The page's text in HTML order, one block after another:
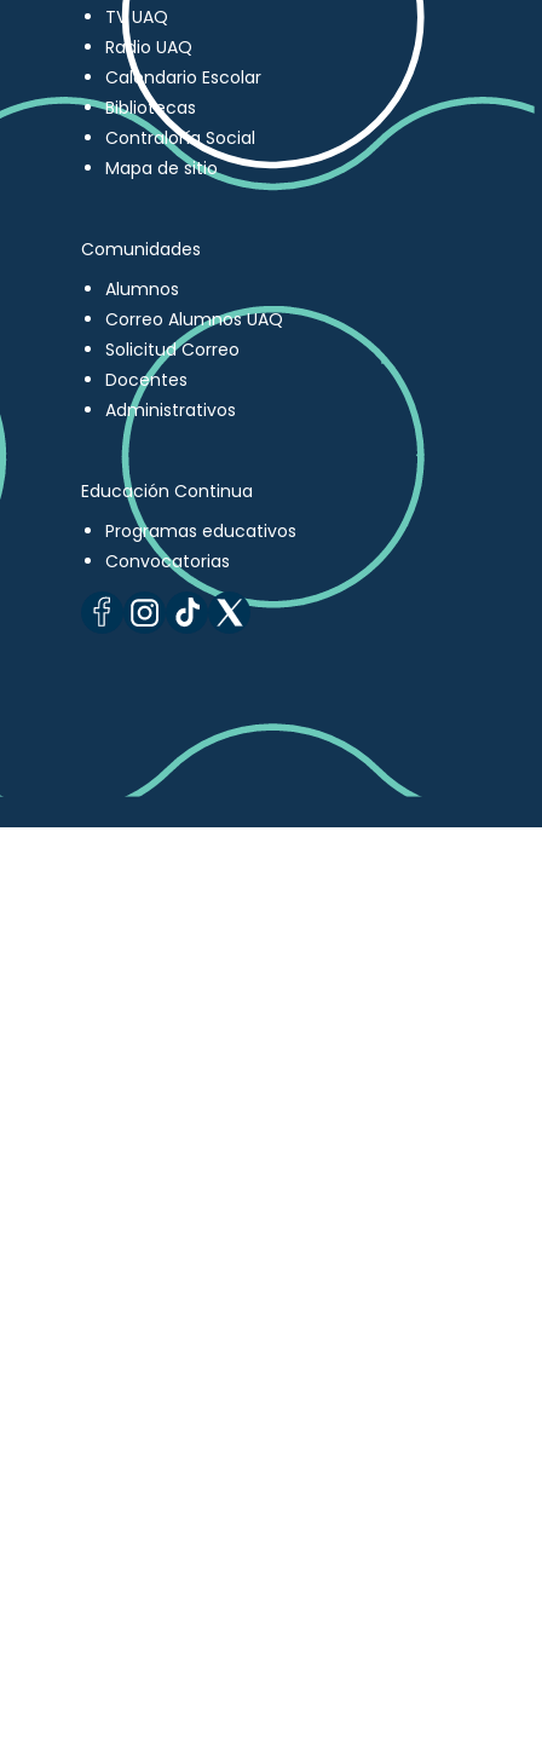
TV UAQ
Radio UAQ
Calendario Escolar
Bibliotecas
Contraloría Social
Mapa de sitio
Comunidades
Alumnos
Correo Alumnos UAQ
Solicitud Correo
Docentes
Administrativos
Educación Continua
Programas educativos
Convocatorias